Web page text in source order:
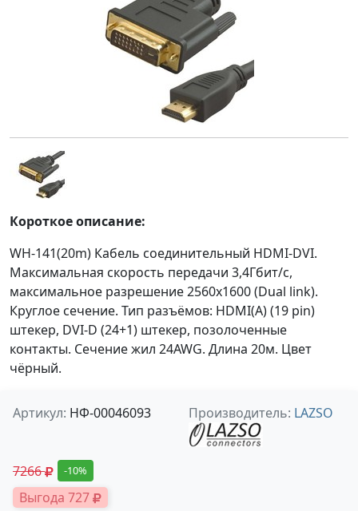
Короткое описание:
WH-141(20m) Кабель соединительный HDMI-DVI.
Максимальная скорость передачи 3,4Гбит/с,
максимальное разрешение 2560x1600 (Dual link).
Круглое сечение. Тип разъёмов: HDMI(А) (19 pin)
штекер, DVI-D (24+1) штекер, позолоченные
контакты. Сечение жил 24AWG. Длина 20м. Цвет
чёрный.
Артикул: НФ-00046093 Производитель: LAZSO
7266 -10%
Выгода 727